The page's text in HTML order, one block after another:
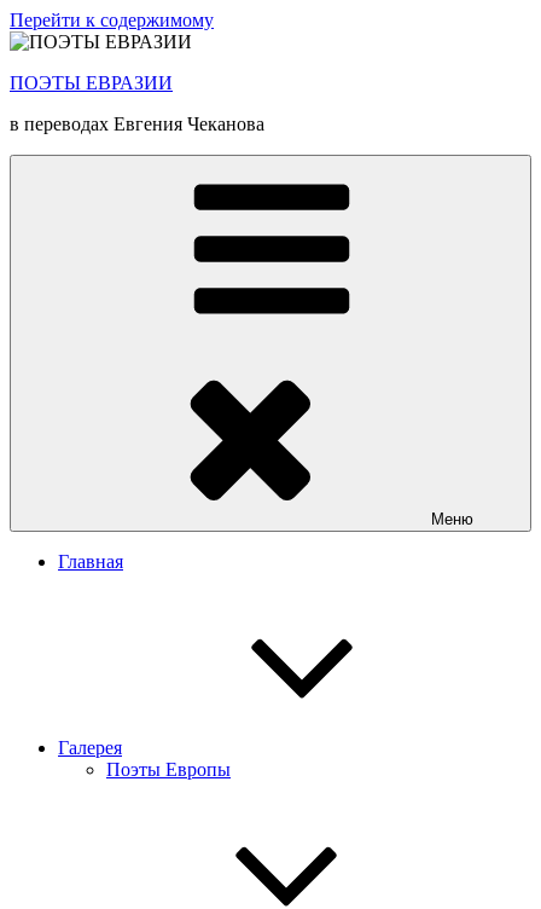
Перейти к содержимому
ПОЭТЫ ЕВРАЗИИ
в переводах Евгения Чеканова
Меню
Главная
Галерея
Поэты Европы